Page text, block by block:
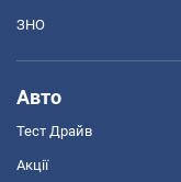
ЗНО
Авто
Тест Драйв
Акції